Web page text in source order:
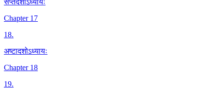
सप्तदशोऽध्यायः
Chapter 17
18.
अष्टादशोऽध्यायः
Chapter 18
19.